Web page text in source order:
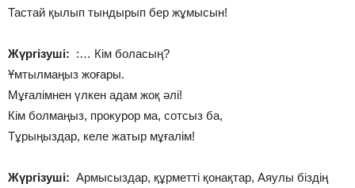
Тастай қылып тындырып бер жұмысын!
Жүргізуші: :… Кім боласың?
Ұмтылмаңыз жоғары.
Мұғалімнен үлкен адам жоқ әлі!
Кім болмаңыз, прокурор ма, сотсыз ба,
Тұрыңыздар, келе жатыр мұғалім!
Жүргізуші: Армысыздар, құрметті қонақтар, Аяулы біздің